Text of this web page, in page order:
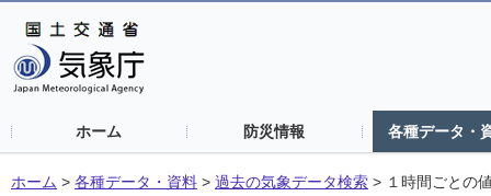
ホーム 防災情報 各種データ・
ホーム > 各種データ・資料 > 過去の気象データ検索 > １時間ごとの